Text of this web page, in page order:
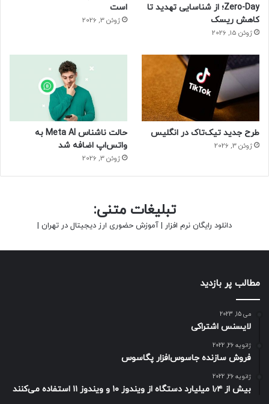
Zero-Day؛ از شناسایی تهدید تا
کاهش ریسک
ژوئن 15, 2026
است
ژوئن 3, 2026
طرح جدید تیک‌تاک در انگلیس
ژوئن 3, 2026
حالت ناشناس Meta AI به
واتس‌اپ اضافه شد
ژوئن 3, 2026
تبلیغات متنی:
دانلود رایگان نرم افزار | آموزش حضوری ارز دیجیتال در تهران |
مطالب پر بازدید
می 15, 2023
لایسنس اشتراکی
ژانویه 26, 2022
فروش سازنده جاسوس‌افزار پگاسوس
ژانویه 26, 2022
بیش از ۱٫۴ میلیارد دستگاه از ویندوز ۱۰ و ویندوز ۱۱ استفاده می‌کنند